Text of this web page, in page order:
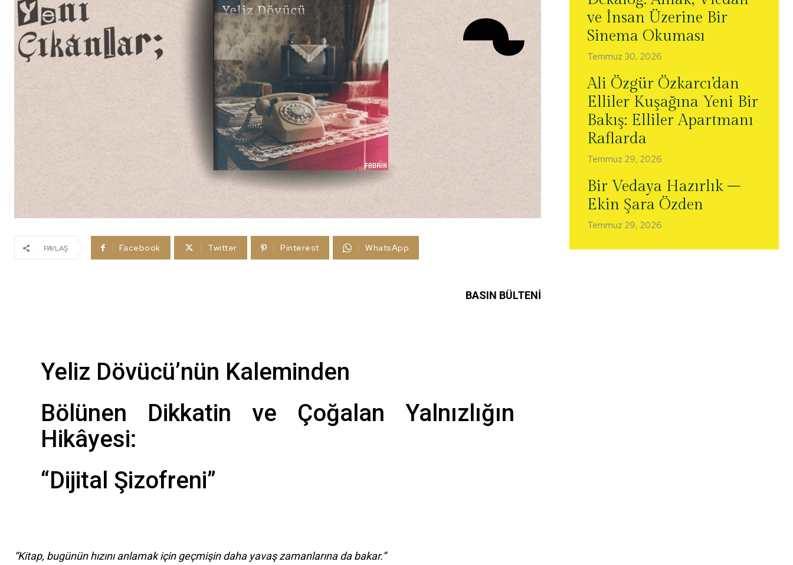
PAYLAŞ Facebook Twitter Pinterest WhatsApp
BASIN BÜLTENİ
Yeliz Dövücü’nün Kaleminden
Bölünen Dikkatin ve Çoğalan Yalnızlığın
Hikâyesi:
“Dijital Şizofreni”
“Kitap, bugünün hızını anlamak için geçmişin daha yavaş zamanlarına da bakar.”
ve İnsan Üzerine Bir
Sinema Okuması
Temmuz 30, 2026
Ali Özgür Özkarcı’dan
Elliler Kuşağına Yeni Bir
Bakış: Elliler Apartmanı
Raflarda
Temmuz 29, 2026
Bir Vedaya Hazırlık –
Ekin Şara Özden
Temmuz 29, 2026